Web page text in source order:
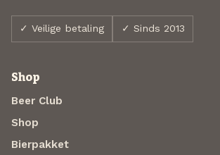
✓ Veilige betaling ✓ Sinds 2013
Shop
Beer Club
Shop
Bierpakket